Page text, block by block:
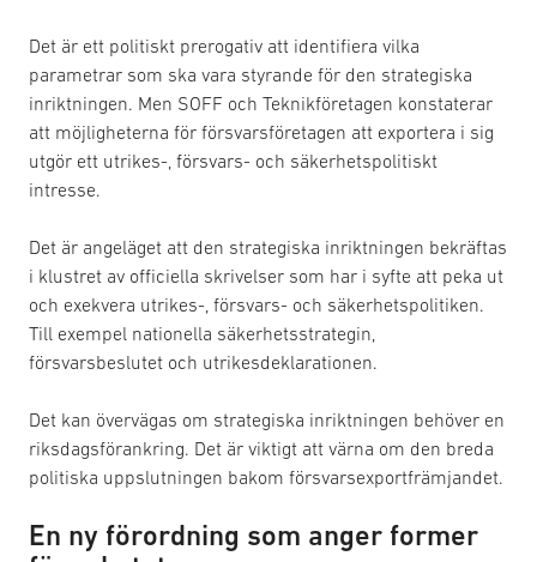
Det är ett politiskt prerogativ att identifiera vilka
parametrar som ska vara styrande för den strategiska
inriktningen. Men SOFF och Teknikföretagen konstaterar
att möjligheterna för försvarsföretagen att exportera i sig
utgör ett utrikes-, försvars- och säkerhetspolitiskt
intresse.
Det är angeläget att den strategiska inriktningen bekräftas
i klustret av officiella skrivelser som har i syfte att peka ut
och exekvera utrikes-, försvars- och säkerhetspolitiken.
Till exempel nationella säkerhetsstrategin,
försvarsbeslutet och utrikesdeklarationen.
Det kan övervägas om strategiska inriktningen behöver en
riksdagsförankring. Det är viktigt att värna om den breda
politiska uppslutningen bakom försvarsexportfrämjandet.
En ny förordning som anger former